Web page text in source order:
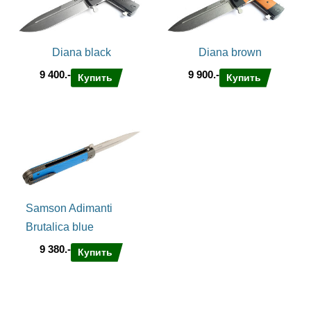
Рукоять ножа Samson Brutalica
Рукоять симметричная, стальная, фрезерованая. В лайнерах
фрезерованы по высоте. Это совершенно не плоская
пилится из пластины 5мм толщиной чтобы получить
монолитную конструкцию больстера, навершия и всего ножа
спрятан потайной штифт для темляка. Этот штифт крепится в
стальной спейсер, который обеспечивает надежность всей
рукояти и обеспечивает баланс открытого ножа в точке 2/3
рукояти - это максимально удобная развесовка для
этого ножа также стальная, фрезерованая из цельного куска
металла и повторяет форму лезвия. Клипса утоплена во
фрезерованый паз и крепится двумя винтами. Не
переставляемая - однопозиционная.
Diana black
9 400.-
Купить
Diana brown
9 900.-
Купить
Samson Adimanti
Brutalica blue
9 380.-
Купить